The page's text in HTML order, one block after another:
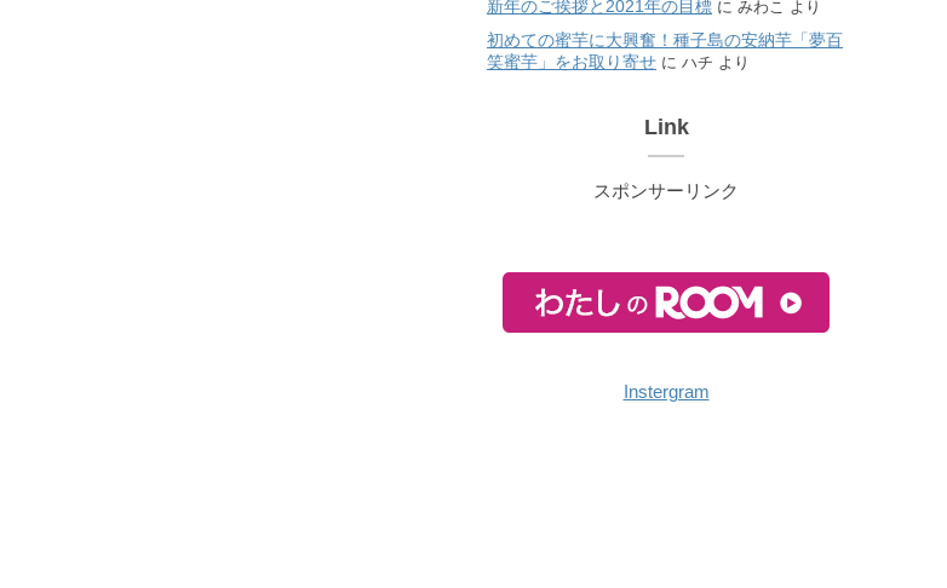
新年のご挨拶と2021年の目標 に みわこ より
初めての蜜芋に大興奮！種子島の安納芋「夢百
笑蜜芋」をお取り寄せ に ハチ より
Link
スポンサーリンク
Instergram